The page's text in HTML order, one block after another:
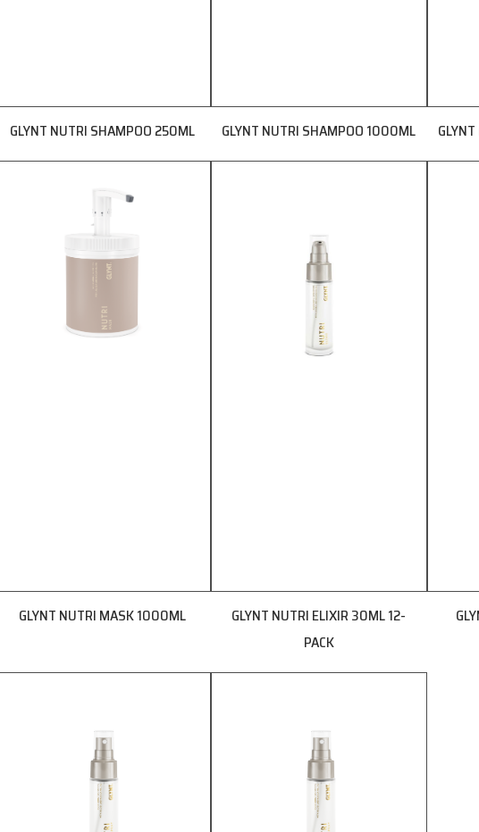
GLYNT NUTRI SHAMPOO 250ML GLYNT NUTRI SHAMPOO 1000ML
GLYNT NUTRI MASK 1000ML
GLYNT NUTRI ELIXIR 30ML 12-
PACK